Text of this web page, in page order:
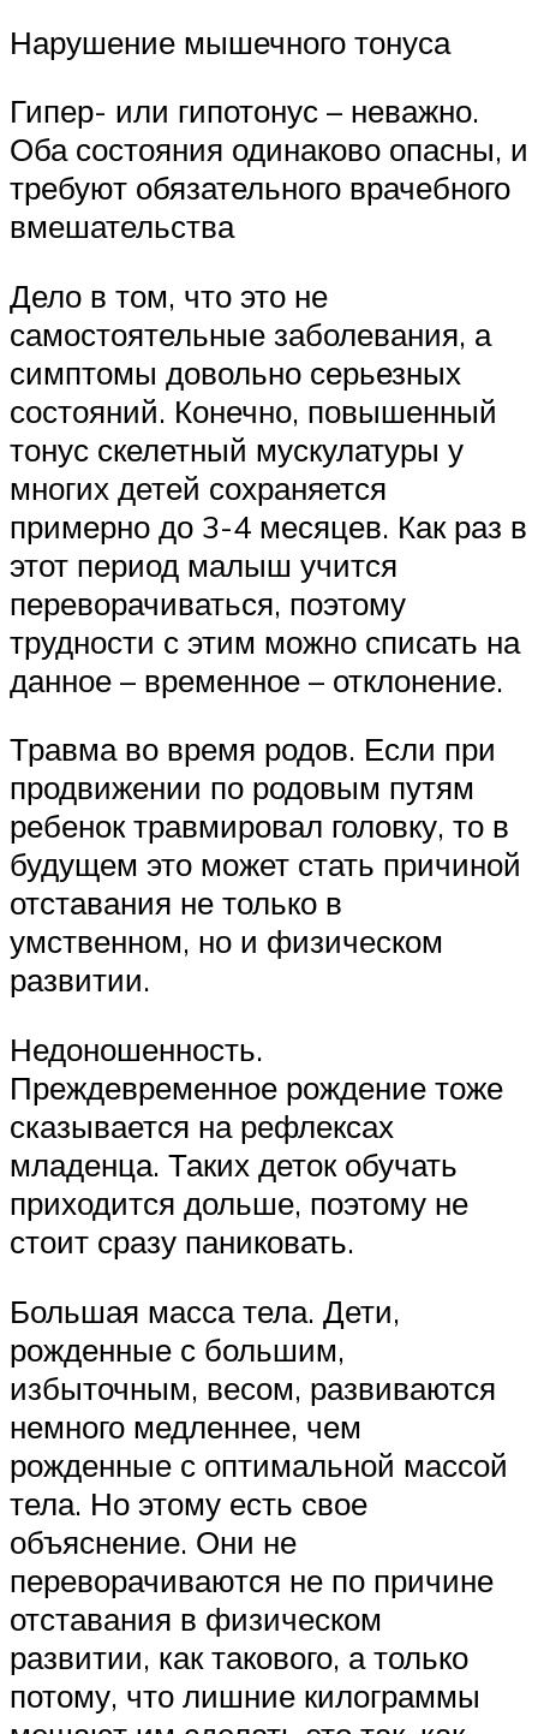
Нарушение мышечного тонуса
Гипер- или гипотонус – неважно.
Оба состояния одинаково опасны, и
требуют обязательного врачебного
вмешательства
Дело в том, что это не
самостоятельные заболевания, а
симптомы довольно серьезных
состояний. Конечно, повышенный
тонус скелетный мускулатуры у
многих детей сохраняется
примерно до 3-4 месяцев. Как раз в
этот период малыш учится
переворачиваться, поэтому
трудности с этим можно списать на
данное – временное – отклонение.
Травма во время родов. Если при
продвижении по родовым путям
ребенок травмировал головку, то в
будущем это может стать причиной
отставания не только в
умственном, но и физическом
развитии.
Недоношенность.
Преждевременное рождение тоже
сказывается на рефлексах
младенца. Таких деток обучать
приходится дольше, поэтому не
стоит сразу паниковать.
Большая масса тела. Дети,
рожденные с большим,
избыточным, весом, развиваются
немного медленнее, чем
рожденные с оптимальной массой
тела. Но этому есть свое
объяснение. Они не
переворачиваются не по причине
отставания в физическом
развитии, как такового, а только
потому, что лишние килограммы